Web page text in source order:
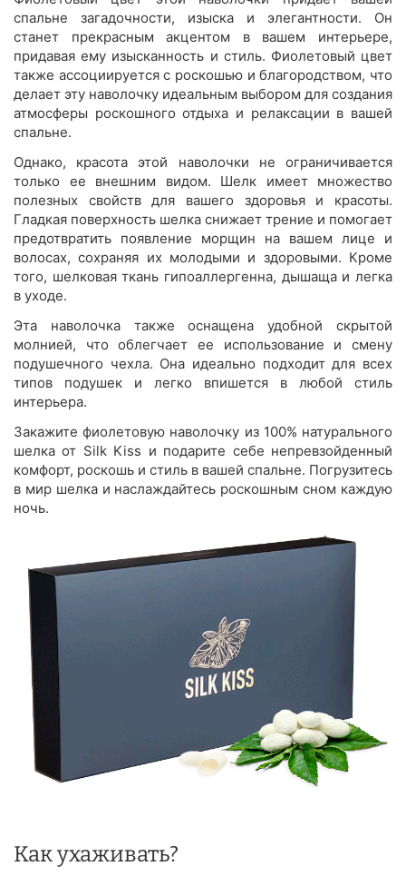
спальне загадочности, изыска и элегантности. Он
станет прекрасным акцентом в вашем интерьере,
придавая ему изысканность и стиль. Фиолетовый цвет
также ассоциируется с роскошью и благородством, что
делает эту наволочку идеальным выбором для создания
атмосферы роскошного отдыха и релаксации в вашей
спальне.
Однако, красота этой наволочки не ограничивается
только ее внешним видом. Шелк имеет множество
полезных свойств для вашего здоровья и красоты.
Гладкая поверхность шелка снижает трение и помогает
предотвратить появление морщин на вашем лице и
волосах, сохраняя их молодыми и здоровыми. Кроме
того, шелковая ткань гипоаллергенна, дышаща и легка
в уходе.
Эта наволочка также оснащена удобной скрытой
молнией, что облегчает ее использование и смену
подушечного чехла. Она идеально подходит для всех
типов подушек и легко впишется в любой стиль
интерьера.
Закажите фиолетовую наволочку из 100% натурального
шелка от Silk Kiss и подарите себе непревзойденный
комфорт, роскошь и стиль в вашей спальне. Погрузитесь
в мир шелка и наслаждайтесь роскошным сном каждую
ночь.
Как ухаживать?